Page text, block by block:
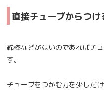
直接チューブからつけ
綿棒などがないのであればチ
す。
チューブをつかむ力を少しだ